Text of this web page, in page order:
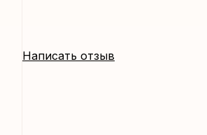
Написать отзыв